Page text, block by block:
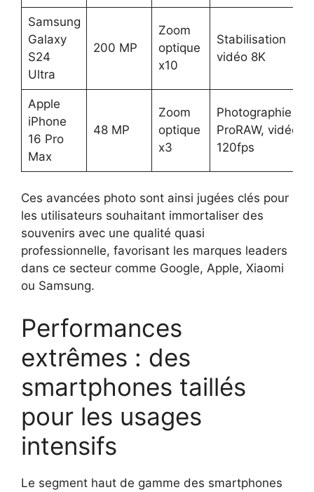
Samsung
Galaxy
S24
Ultra
200 MP
Zoom
optique
x10
Stabilisation
vidéo 8K
Apple
iPhone
16 Pro
Max
48 MP
Zoom
optique
x3
Photographie
ProRAW, vidéo
120fps
Ces avancées photo sont ainsi jugées clés pour
les utilisateurs souhaitant immortaliser des
souvenirs avec une qualité quasi
professionnelle, favorisant les marques leaders
dans ce secteur comme Google, Apple, Xiaomi
ou Samsung.
Performances
extrêmes : des
smartphones taillés
pour les usages
intensifs
Le segment haut de gamme des smartphones